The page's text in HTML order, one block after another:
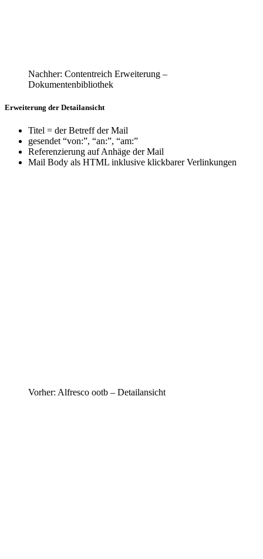
Nachher: Contentreich Erweiterung –
Dokumentenbibliothek
Erweiterung der Detailansicht
Titel = der Betreff der Mail
gesendet “von:”, “an:”, “am:”
Referenzierung auf Anhäge der Mail
Mail Body als HTML inklusive klickbarer Verlinkungen
Vorher: Alfresco ootb – Detailansicht